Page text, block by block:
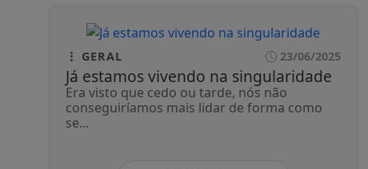
GERAL 23/06/2025
Já estamos vivendo na singularidade
Era visto que cedo ou tarde, nós não
conseguiríamos mais lidar de forma como
se...